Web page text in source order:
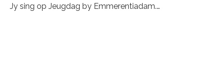
Jy sing op Jeugdag by Emmerentiadam.…